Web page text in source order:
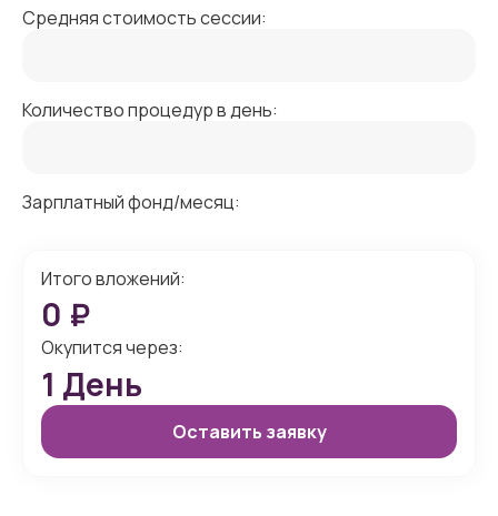
Средняя стоимость сессии:
Количество процедур в день:
Зарплатный фонд/месяц:
Итого вложений:
0 ₽
Окупится через:
1 День
Оставить заявку